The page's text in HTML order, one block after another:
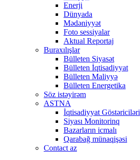
Enerji
Dünyada
Mədəniyyət
Foto sessiyalar
Aktual Reportaj
Buraxılışlar
Bülleten Siyasət
Bülleten İqtisadiyyat
Bülleten Maliyyə
Bülleten Energetika
Söz istəyirəm
ASTNA
İqtisadiyyat Göstəriciləri
Siyası Monitorinq
Bazarların icmalı
Qarabağ münaqişəsi
Contact az